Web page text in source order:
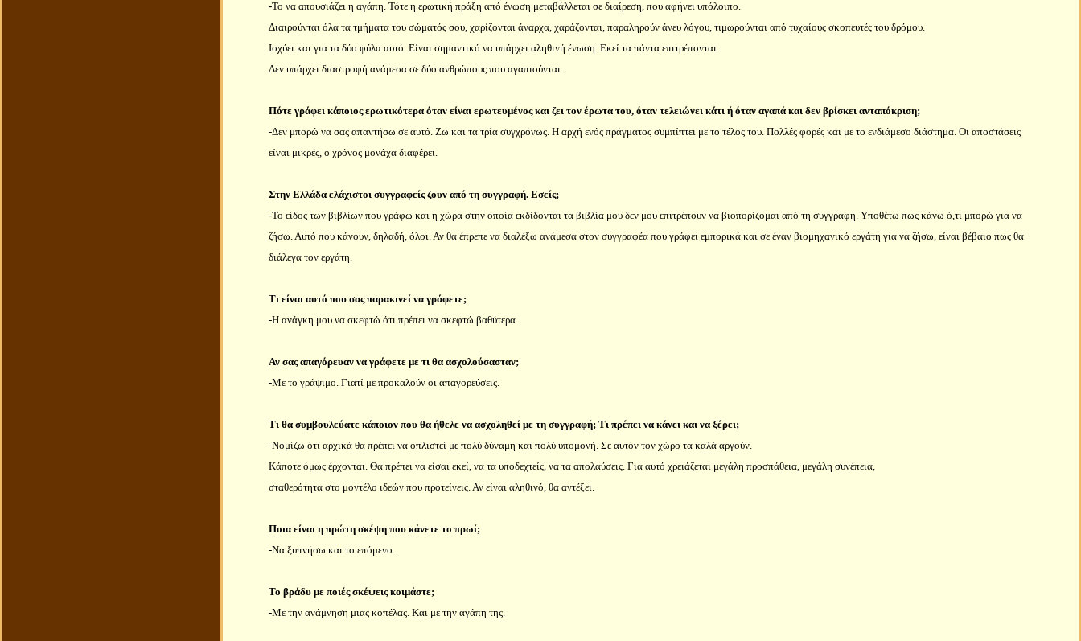
-Το να απουσιάζει η αγάπη. Τότε η ερωτική πράξη από ένωση μεταβάλλεται σε διαίρεση, που αφήνει υπόλοιπο.
Διαιρούνται όλα τα τμήματα του σώματός σου, χαρίζονται άναρχα, χαράζονται, παραληρούν άνευ λόγου, τιμωρούνται από τυχαίους σκοπευτές του δρόμου.
Ισχύει και για τα δύο φύλα αυτό. Είναι σημαντικό να υπάρχει αληθινή ένωση. Εκεί τα πάντα επιτρέπονται.
Δεν υπάρχει διαστροφή ανάμεσα σε δύο ανθρώπους που αγαπιούνται.
Πότε γράφει κάποιος ερωτικότερα όταν είναι ερωτευμένος και ζει τον έρωτα του, όταν τελειώνει κάτι ή όταν αγαπά και δεν βρίσκει ανταπόκριση;
-Δεν μπορώ να σας απαντήσω σε αυτό. Ζω και τα τρία συγχρόνως. Η αρχή ενός πράγματος συμπίπτει με το τέλος του. Πολλές φορές και με το ενδιάμεσο διάστημα. Οι αποστάσεις
είναι μικρές, ο χρόνος μονάχα διαφέρει.
Στην Ελλάδα ελάχιστοι συγγραφείς ζουν από τη συγγραφή. Εσείς;
-Το είδος των βιβλίων που γράφω και η χώρα στην οποία εκδίδονται τα βιβλία μου δεν μου επιτρέπουν να βιοπορίζομαι από τη συγγραφή. Υποθέτω πως κάνω ό,τι μπορώ για να
ζήσω. Αυτό που κάνουν, δηλαδή, όλοι. Αν θα έπρεπε να διαλέξω ανάμεσα στον συγγραφέα που γράφει εμπορικά και σε έναν βιομηχανικό εργάτη για να ζήσω, είναι βέβαιο πως θα
διάλεγα τον εργάτη.
Τι είναι αυτό που σας παρακινεί να γράφετε;
-Η ανάγκη μου να σκεφτώ ότι πρέπει να σκεφτώ βαθύτερα.
Αν σας απαγόρευαν να γράφετε με τι θα ασχολούσασταν;
-Με το γράψιμο. Γιατί με προκαλούν οι απαγορεύσεις.
Τι θα συμβουλεύατε κάποιον που θα ήθελε να ασχοληθεί με τη συγγραφή; Τι πρέπει να κάνει και να ξέρει;
-Νομίζω ότι αρχικά θα πρέπει να οπλιστεί με πολύ δύναμη και πολύ υπομονή. Σε αυτόν τον χώρο τα καλά αργούν.
Κάποτε όμως έρχονται. Θα πρέπει να είσαι εκεί, να τα υποδεχτείς, να τα απολαύσεις. Για αυτό χρειάζεται μεγάλη προσπάθεια, μεγάλη συνέπεια,
σταθερότητα στο μοντέλο ιδεών που προτείνεις. Αν είναι αληθινό, θα αντέξει.
Ποια είναι η πρώτη σκέψη που κάνετε το πρωί;
-Να ξυπνήσω και το επόμενο.
Το βράδυ με ποιές σκέψεις κοιμάστε;
-Με την ανάμνηση μιας κοπέλας. Και με την αγάπη της.